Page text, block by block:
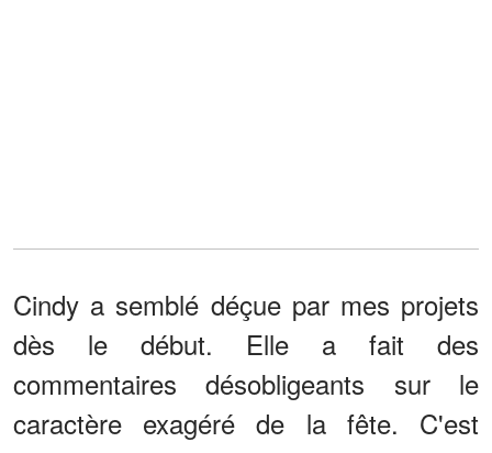
Cindy a semblé déçue par mes projets
dès le début. Elle a fait des
commentaires désobligeants sur le
caractère exagéré de la fête. C'est